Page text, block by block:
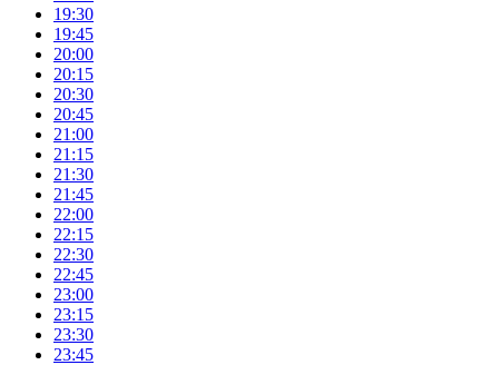
19:30
19:45
20:00
20:15
20:30
20:45
21:00
21:15
21:30
21:45
22:00
22:15
22:30
22:45
23:00
23:15
23:30
23:45